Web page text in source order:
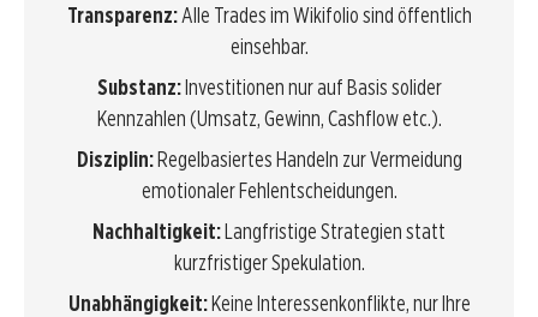
Transparenz:Alle Trades im Wikifolio sind öffentlich
einsehbar.
Substanz:Investitionen nur auf Basis solider
Kennzahlen (Umsatz, Gewinn, Cashflow etc.).
Disziplin:Regelbasiertes Handeln zur Vermeidung
emotionaler Fehlentscheidungen.
Nachhaltigkeit:Langfristige Strategien statt
kurzfristiger Spekulation.
Unabhängigkeit:Keine Interessenkonflikte, nur Ihre